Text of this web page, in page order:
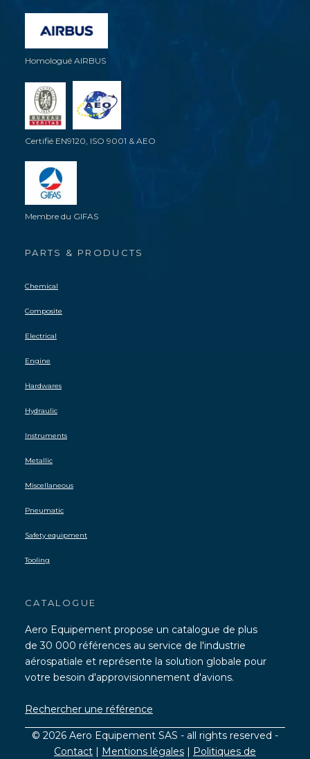
Homologué AIRBUS
Certifié EN9120, ISO 9001 & AEO
Membre du GIFAS
PARTS & PRODUCTS
Chemical
Composite
Electrical
Engine
Hardwares
Hydraulic
Instruments
Metallic
Miscellaneous
Pneumatic
Safety equipment
Tooling
CATALOGUE
Aero Equipement propose un catalogue de plus
de 30 000 références au service de l'industrie
aérospatiale et représente la solution globale pour
votre besoin d'approvisionnement d'avions.
Rechercher une référence
© 2026 Aero Equipement SAS - all rights reserved -
Contact | Mentions légales | Politiques de